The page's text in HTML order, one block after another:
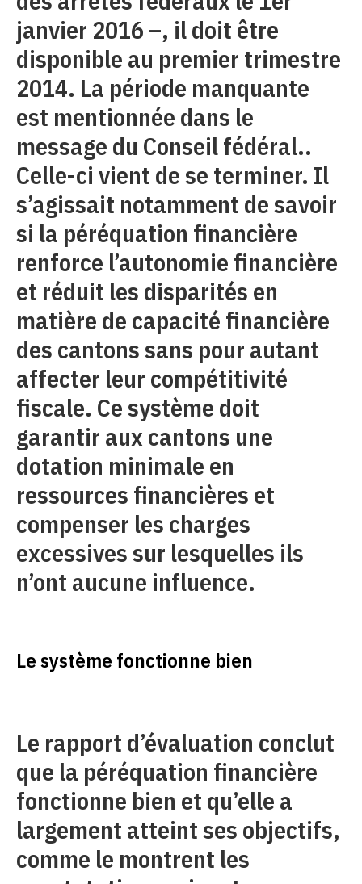
janvier 2016 –, il doit être
disponible au premier trimestre
2014. La période manquante
est mentionnée dans le
message du Conseil fédéral..
Celle-ci vient de se terminer. Il
s’agissait notamment de savoir
si la péréquation financière
renforce l’autonomie financière
et réduit les disparités en
matière de capacité financière
des cantons sans pour autant
affecter leur compétitivité
fiscale. Ce système doit
garantir aux cantons une
dotation minimale en
ressources financières et
compenser les charges
excessives sur lesquelles ils
n’ont aucune influence.
Le système fonctionne bien
Le rapport d’évaluation conclut
que la péréquation financière
fonctionne bien et qu’elle a
largement atteint ses objectifs,
comme le montrent les